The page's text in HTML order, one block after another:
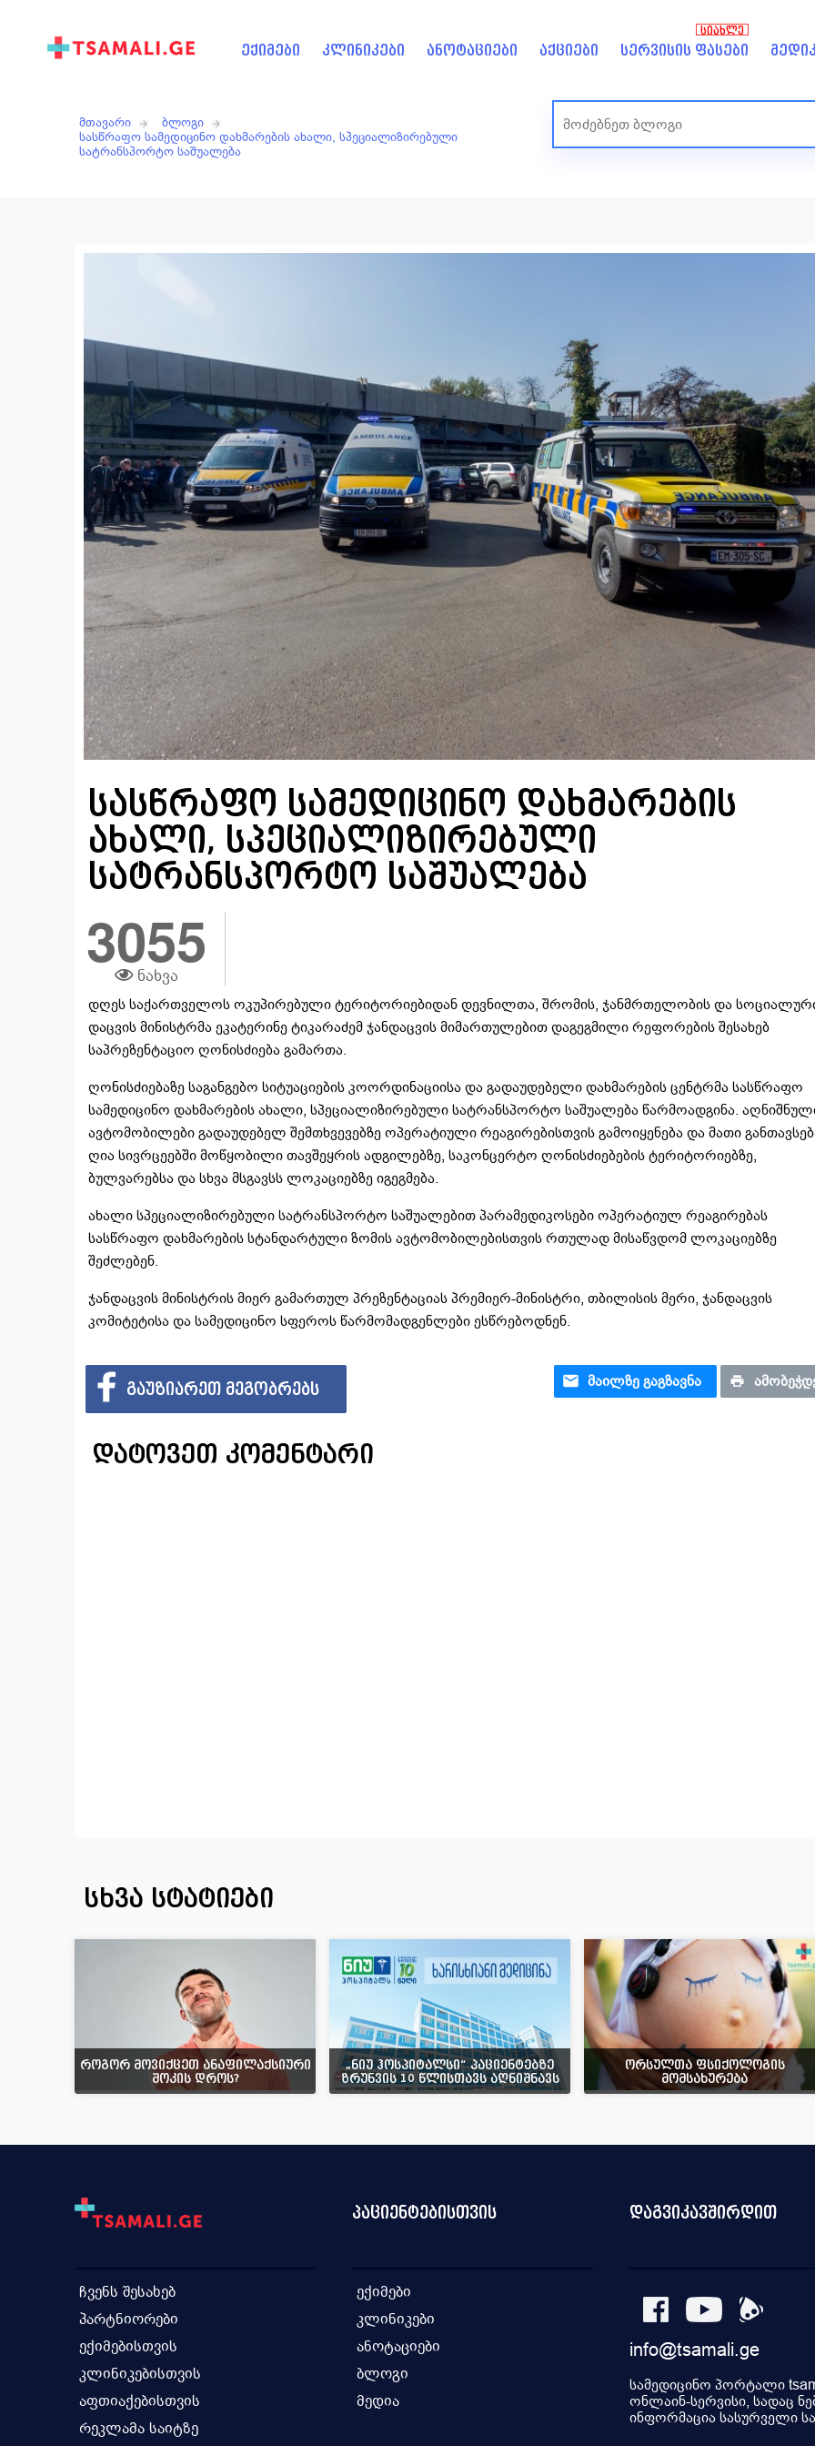
ექიმები კლინიკები ანოტაციები აქციები სერვისის ფასები
ᲡᲘᲐᲮᲚᲔ
მთავარი
ბლოგი
სასწრაფო სამედიცინო დახმარების ახალი, სპეციალიზირებული
სატრანსპორტო საშუალება
სასწრაფო სამედიცინო დახმარების
ახალი, სპეციალიზირებული
სატრანსპორტო საშუალება
3055
ნახვა
დღეს საქართველოს ოკუპირებული ტერიტორიებიდან დევნილთა, შრომის, ჯანმრთელობის და
დაცვის მინისტრმა ეკატერინე ტიკარაძემ ჯანდაცვის მიმართულებით დაგეგმილი რეფორების შესახებ
საპრეზენტაციო ღონისძიება გამართა.
ღონისძიებაზე საგანგებო სიტუაციების კოორდინაციისა და გადაუდებელი დახმარების ცენტრმა სასწრაფო
სამედიცინო დახმარების ახალი, სპეციალიზირებული სატრანსპორტო საშუალება წარმოადგინა.
ავტომობილები გადაუდებელ შემთხვევებზე ოპერატიული რეაგირებისთვის გამოიყენება და მათი
ღია სივრცეებში მოწყობილი თავშეყრის ადგილებზე, საკონცერტო ღონისძიებების ტერიტორიებზე,
ბულვარებსა და სხვა მსგავსს ლოკაციებზე იგეგმება.
ახალი სპეციალიზირებული სატრანსპორტო საშუალებით პარამედიკოსები ოპერატიულ რეაგირებას
სასწრაფო დახმარების სტანდარტული ზომის ავტომობილებისთვის რთულად მისაწვდომ ლოკაციებზე
შეძლებენ.
ჯანდაცვის მინისტრის მიერ გამართულ პრეზენტაციას პრემიერ-მინისტრი, თბილისის მერი, ჯანდაცვის
კომიტეტისა და სამედიცინო სფეროს წარმომადგენლები ესწრებოდნენ.
ᲒᲐᲣᲖᲘᲐᲠᲔᲗ ᲛᲔᲒᲝᲑᲠᲔᲑᲡ ᲛᲐᲘᲚᲖᲔ ᲒᲐᲒᲖᲐᲕᲜᲐ
დატოვეთ კომენტარი
სხვა სტატიები
როგორ მოვიქცეთ ანაფილაქსიური
შოკის დროს?
„ნიუ ჰოსპიტალსი“ პაციენტებზე
ზრუნვის 10 წლისთავს აღნიშნავს
ორსულთა ფსიქოლოგის
მომსახურება
ჩვენს შესახებ
პარტნიორები
ექიმებისთვის
კლინიკებისთვის
აფთიაქებისთვის
რეკლამა საიტზე
პაციენტებისთვის
ექიმები
კლინიკები
ანოტაციები
ბლოგი
მედია
დაგვიკავშირდით
info@tsamali.ge
სამედიცინო პორტალი
ონლაინ-სერვისი, სადაც
ინფორმაცია სასურველი